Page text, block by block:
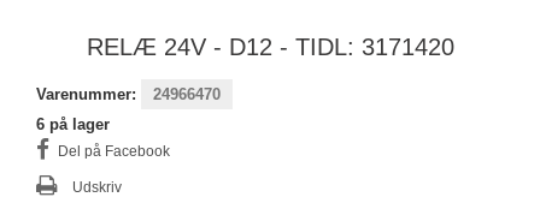
RELÆ 24V - D12 - TIDL: 3171420
Varenummer:
24966470
6 på lager
Del på Facebook
Udskriv